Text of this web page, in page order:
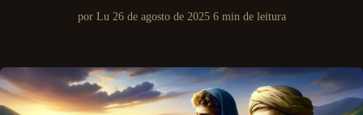
por Lu 26 de agosto de 2025 6 min de leitura